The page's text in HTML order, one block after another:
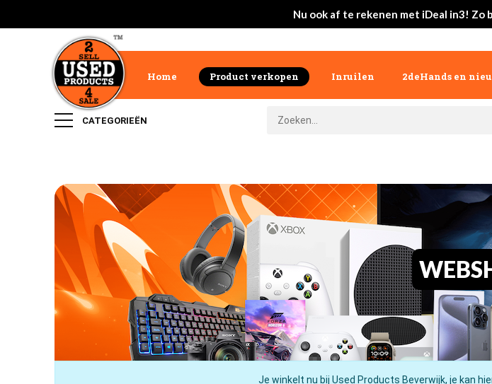
Nu ook af te rekenen met iDeal in3! Zo
Home Product verkopen Inruilen 2deHands en
CATEGORIEËN
Je winkelt nu bij Used Products Beverwijk, je kan